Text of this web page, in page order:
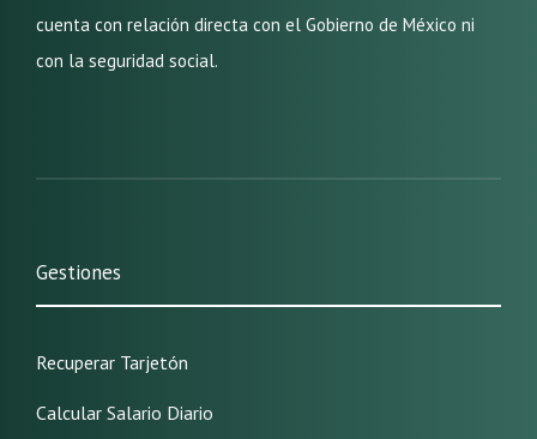
cuenta con relación directa con el Gobierno de México ni
con la seguridad social.
Gestiones
Recuperar Tarjetón
Calcular Salario Diario